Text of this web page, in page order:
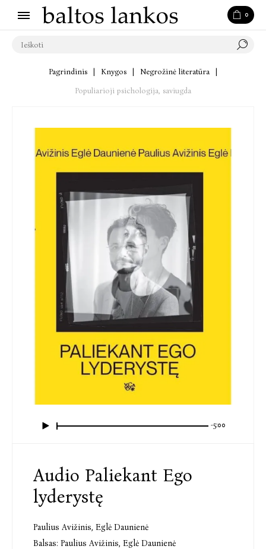
0
Pagrindinis Knygos Negrožinė literatūra
Populiarioji psichologija, saviugda
-5:00
Audio Paliekant Ego
lyderystę
Paulius Avižinis, Eglė Daunienė
Balsas: Paulius Avižinis, Eglė Daunienė